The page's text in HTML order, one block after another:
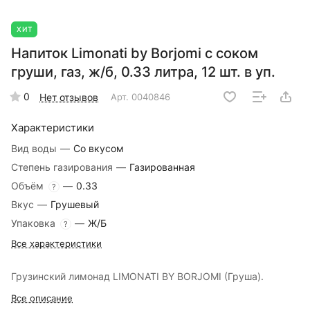
ХИТ
Напиток Limonati by Borjomi с соком
груши, газ, ж/б, 0.33 литра, 12 шт. в уп.
0 Нет отзывов Арт. 0040846
Характеристики
Вид воды — Со вкусом
Степень газирования — Газированная
Объём
? — 0.33
Вкус — Грушевый
Упаковка
? — Ж/Б
Все характеристики
Грузинский лимонад LIMONATI BY BORJOMI (Груша).
Все описание